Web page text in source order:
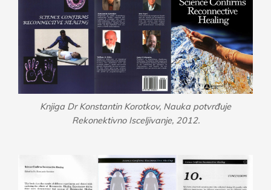
Knjiga Dr Konstantin Korotkov, Nauka potvrđuje
Rekonektivno Isceljivanje, 2012.